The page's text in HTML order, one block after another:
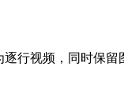
行视频，同时保